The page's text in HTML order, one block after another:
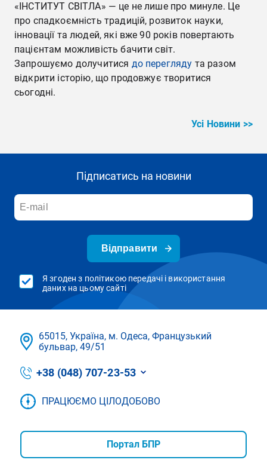
«ІНСТИТУТ СВІТЛА» — це не лише про минуле. Це
про спадкоємність традицій, розвиток науки,
інновації та людей, які вже 90 років повертають
пацієнтам можливість бачити світ.
Запрошуємо долучитися до перегляду та разом
відкрити історію, що продовжує творитися
сьогодні.
Усі Новини >>
Підписатись на новини
Відправити
Я згоден з політикою передачі і використання
даних на цьому сайті
65015, Україна, м. Одеса, Французький
бульвар, 49/51
+38 (048) 707-23-53
ПРАЦЮЄМО ЦІЛОДОБОВО
Портал БПР